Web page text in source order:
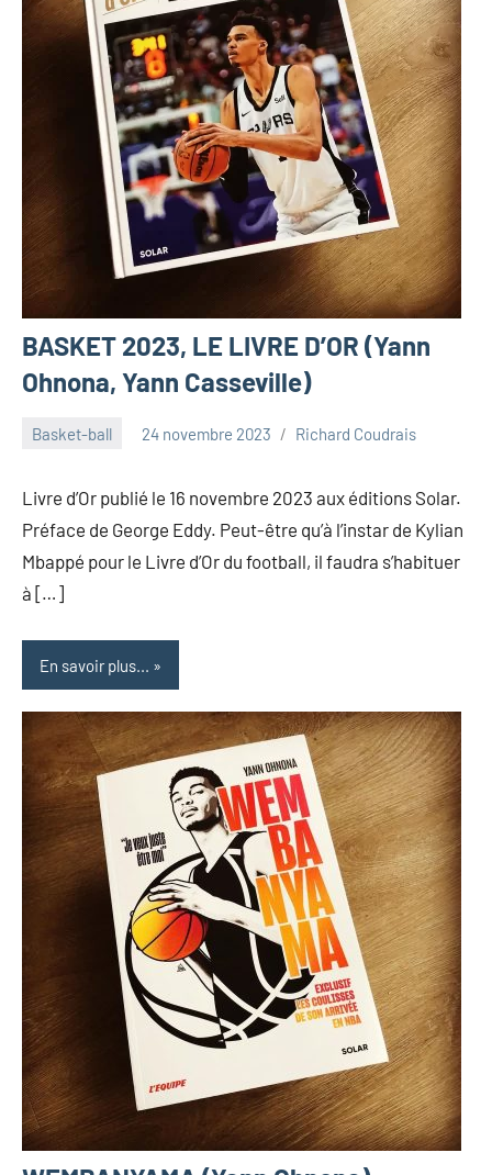
BASKET 2023, LE LIVRE D’OR (Yann
Ohnona, Yann Casseville)
Basket-ball 24 novembre 2023 Richard Coudrais
Livre d’Or publié le 16 novembre 2023 aux éditions Solar.
Préface de George Eddy. Peut-être qu’à l’instar de Kylian
Mbappé pour le Livre d’Or du football, il faudra s’habituer
à […]
En savoir plus...